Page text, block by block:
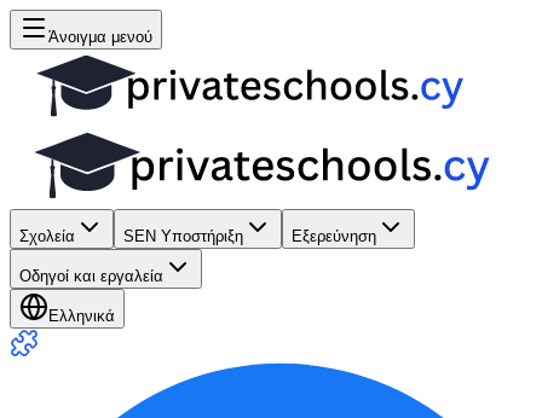
Άνοιγμα μενού
Σχολεία SEN Υποστήριξη Εξερεύνηση
Οδηγοί και εργαλεία
Ελληνικά